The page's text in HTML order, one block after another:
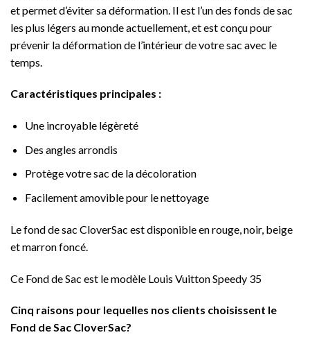
et permet d’éviter sa déformation. Il est l’un des fonds de sac
les plus légers au monde actuellement, et est conçu pour
prévenir la déformation de l’intérieur de votre sac avec le
temps.
Caractéristiques principales :
Une incroyable légèreté
Des angles arrondis
Protège votre sac de la décoloration
Facilement amovible pour le nettoyage
Le fond de sac CloverSac est disponible en rouge, noir, beige
et marron foncé.
Ce Fond de Sac est le modèle Louis Vuitton Speedy 35
Cinq raisons pour lequelles nos clients choisissent le
Fond de Sac CloverSac?